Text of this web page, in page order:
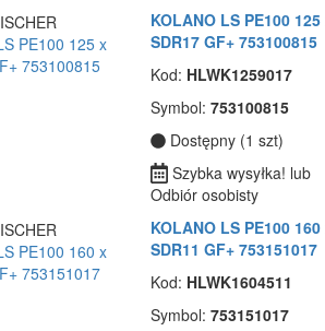
KOLANO LS PE100
SDR17 GF+ 753100815
Kod: HLWK1259017
Symbol: 753100815
Dostępny (1 szt)
Szybka wysyłka! lub
Odbiór osobisty
KOLANO LS PE100
SDR11 GF+ 753151017
Kod: HLWK1604511
Symbol: 753151017